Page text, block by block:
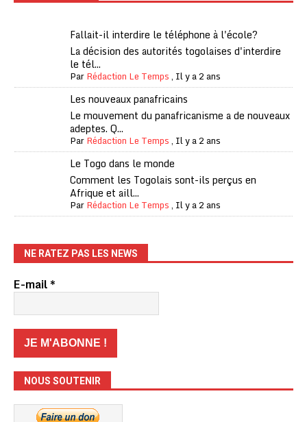
Fallait-il interdire le téléphone à l'école?
La décision des autorités togolaises d'interdire
le tél...
ParRédaction Le Temps, Il y a 2 ans
Les nouveaux panafricains
Le mouvement du panafricanisme a de nouveaux
adeptes. Q...
ParRédaction Le Temps, Il y a 2 ans
Le Togo dans le monde
Comment les Togolais sont-ils perçus en
Afrique et aill...
ParRédaction Le Temps, Il y a 2 ans
NE RATEZ PAS LES NEWS
E-mail*
NOUS SOUTENIR